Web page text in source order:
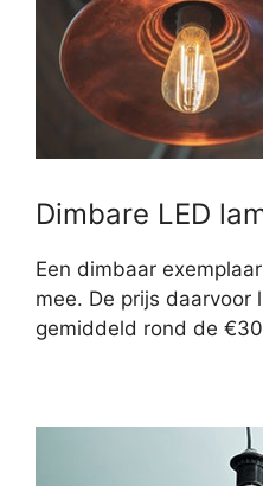
Dimbare LED
Een dimbaar
mee. De prijs daarvoor
gemiddeld rond de